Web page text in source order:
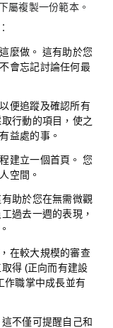
屬複製一份範本。
麼做。 這有助於您
會忘記討論任何最
便追蹤及確認所有
行動的項目，使之
益處的事。
建立一個首頁 。 您
空間。
有助於您在無需微觀
過去一週的表現，
在較大規模的審查
得 (正向而有建設
作職掌中成長並有
這不僅可提醒自己和